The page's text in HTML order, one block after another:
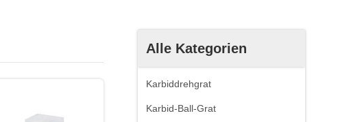
Alle Kategorien
Karbiddrehgrat
Karbid-Ball-Grat